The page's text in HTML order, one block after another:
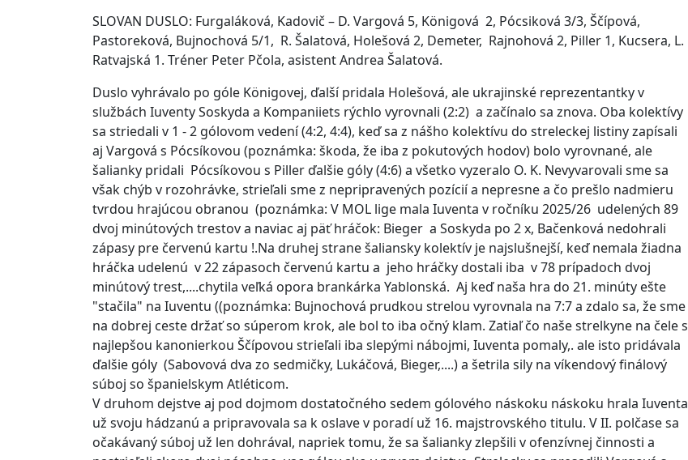
SLOVAN DUSLO: Furgaláková, Kadovič – D. Vargová 5, Königová 2, Pócsiková 3/3, Ščípová,
Pastoreková, Bujnochová 5/1, R. Šalatová, Holešová 2, Demeter, Rajnohová 2, Piller 1, Kucsera, L.
Ratvajská 1. Tréner Peter Pčola, asistent Andrea Šalatová.
Duslo vyhrávalo po góle Königovej, ďalší pridala Holešová, ale ukrajinské reprezentantky v
službách Iuventy Soskyda a Kompaniiets rýchlo vyrovnali (2:2) a začínalo sa znova. Oba kolektívy
sa striedali v 1 - 2 gólovom vedení (4:2, 4:4), keď sa z nášho kolektívu do streleckej listiny zapísali
aj Vargová s Pócsíkovou (poznámka: škoda, že iba z pokutových hodov) bolo vyrovnané, ale
šalianky pridali Pócsíkovou s Piller ďalšie góly (4:6) a všetko vyzeralo O. K. Nevyvarovali sme sa
však chýb v rozohrávke, strieľali sme z nepripravených pozícií a nepresne a čo prešlo nadmieru
tvrdou hrajúcou obranou (poznámka: V MOL lige mala Iuventa v ročníku 2025/26 udelených 89
dvoj minútových trestov a naviac aj päť hráčok: Bieger a Soskyda po 2 x, Bačenková nedohrali
zápasy pre červenú kartu !.Na druhej strane šaliansky kolektív je najslušnejší, keď nemala žiadna
hráčka udelenú v 22 zápasoch červenú kartu a jeho hráčky dostali iba v 78 prípadoch dvoj
minútový trest,....chytila veľká opora brankárka Yablonská. Aj keď naša hra do 21. minúty ešte
"stačila" na Iuventu ((poznámka: Bujnochová prudkou strelou vyrovnala na 7:7 a zdalo sa, že sme
na dobrej ceste držať so súperom krok, ale bol to iba očný klam. Zatiaľ čo naše strelkyne na čele s
najlepšou kanonierkou Ščípovou strieľali iba slepými nábojmi, Iuventa pomaly,. ale isto pridávala
ďalšie góly (Sabovová dva zo sedmičky, Lukáčová, Bieger,....) a šetrila sily na víkendový finálový
súboj so španielskym Atléticom.
V druhom dejstve aj pod dojmom dostatočného sedem gólového náskoku náskoku hrala Iuventa
už svoju hádzanú a pripravovala sa k oslave v poradí už 16. majstrovského titulu. V II. polčase sa
očakávaný súboj už len dohrával, napriek tomu, že sa šalianky zlepšili v ofenzívnej činnosti a